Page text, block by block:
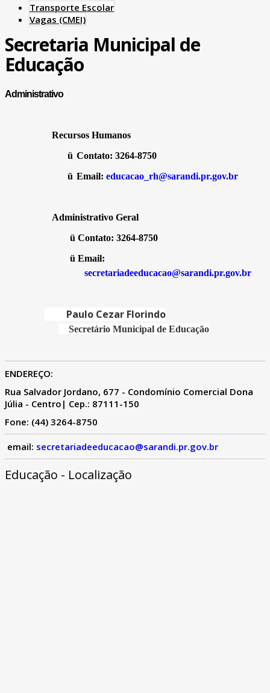
Transporte Escolar
Vagas (CMEI)
Secretaria Municipal de
Educação
Administrativo
Recursos Humanos
ü Contato: 3264-8750
ü Email: educacao_rh@sarandi.pr.gov.br
Administrativo Geral
ü Contato: 3264-8750
ü Email:
secretariadeeducacao@sarandi.pr.gov.br
Paulo Cezar Florindo
Secretário Municipal de Educação
ENDEREÇO:
Rua Salvador Jordano, 677 - Condomínio Comercial Dona
Júlia - Centro| Cep.: 87111-150
Fone: (44) 3264-8750
email: secretariadeeducacao@sarandi.pr.gov.br
Educação - Localização